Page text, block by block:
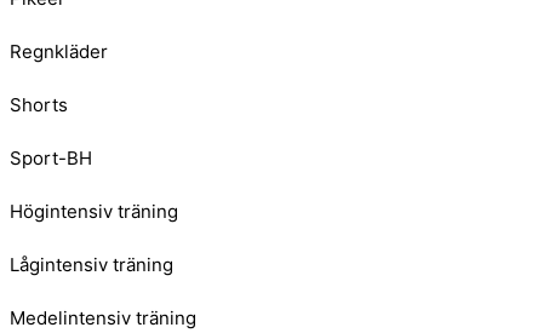
Regnkläder
Shorts
Sport-BH
Högintensiv träning
Lågintensiv träning
Medelintensiv träning